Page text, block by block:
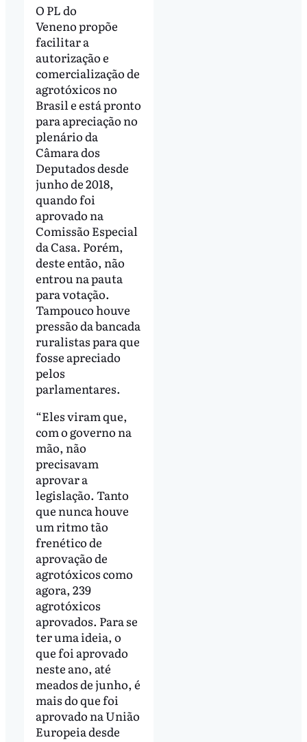
O PL do
Veneno propõe
facilitar a
autorização e
comercialização de
agrotóxicos no
Brasil e está pronto
para apreciação no
plenário da
Câmara dos
Deputados desde
junho de 2018,
quando foi
aprovado na
Comissão Especial
da Casa. Porém,
deste então, não
entrou na pauta
para votação.
Tampouco houve
pressão da bancada
ruralistas para que
fosse apreciado
pelos
parlamentares.
“Eles viram que,
com o governo na
mão, não
precisavam
aprovar a
legislação. Tanto
que nunca houve
um ritmo tão
frenético de
aprovação de
agrotóxicos como
agora, 239
agrotóxicos
aprovados. Para se
ter uma ideia, o
que foi aprovado
neste ano, até
meados de junho, é
mais do que foi
aprovado na União
Europeia desde